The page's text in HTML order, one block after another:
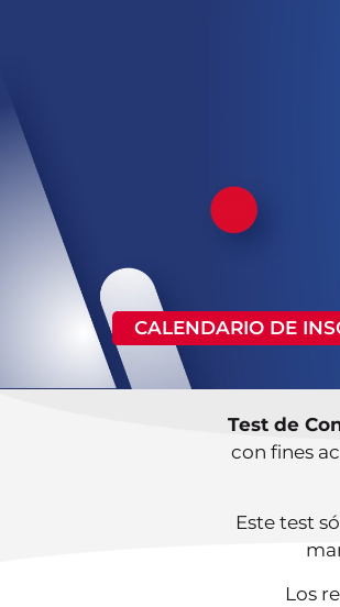
CALENDARIO DE
Test de
con fines
Este test
Los